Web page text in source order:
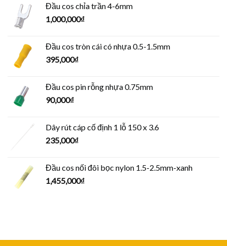
Đầu cos chỉa trần 4-6mm
1,000,000₫
Đầu cos tròn cái có nhựa 0.5-1.5mm
395,000₫
Đầu cos pin rỗng nhựa 0.75mm
90,000₫
Dây rút cáp cố định 1 lỗ 150 x 3.6
235,000₫
Đầu cos nối đôi bọc nylon 1.5-2.5mm-xanh
1,455,000₫